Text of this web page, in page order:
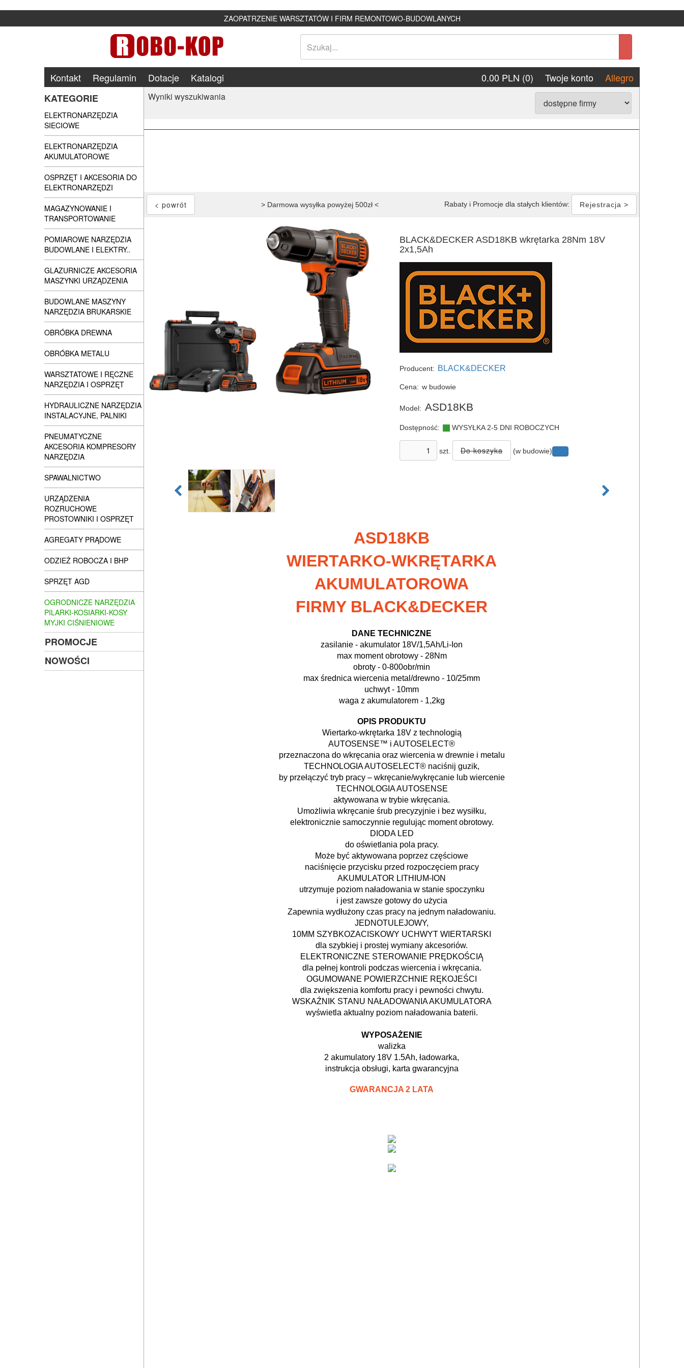
ZAOPATRZENIE WARSZTATÓW I FIRM REMONTOWO-BUDOWLANYCH
Kontakt Regulamin Dotacje Katalogi 0.00 PLN (0) Twoje konto
Allegro
KATEGORIE
ELEKTRONARZĘDZIA
SIECIOWE
ELEKTRONARZĘDZIA
AKUMULATOROWE
OSPRZĘT I AKCESORIA DO
ELEKTRONARZĘDZI
MAGAZYNOWANIE I
TRANSPORTOWANIE
POMIAROWE NARZĘDZIA
BUDOWLANE I ELEKTRY..
GLAZURNICZE AKCESORIA
MASZYNKI URZĄDZENIA
BUDOWLANE MASZYNY
NARZĘDZIA BRUKARSKIE
OBRÓBKA DREWNA
OBRÓBKA METALU
WARSZTATOWE I RĘCZNE
NARZĘDZIA I OSPRZĘT
HYDRAULICZNE NARZĘDZIA
INSTALACYJNE, PALNIKI
PNEUMATYCZNE
AKCESORIA KOMPRESORY
NARZĘDZIA
SPAWALNICTWO
URZĄDZENIA
ROZRUCHOWE
PROSTOWNIKI I OSPRZĘT
AGREGATY PRĄDOWE
ODZIEŻ ROBOCZA I BHP
SPRZĘT AGD
OGRODNICZE NARZĘDZIA
PILARKI-KOSIARKI-KOSY
MYJKI CIŚNIENIOWE
PROMOCJE
NOWOŚCI
Wyniki wyszukiwania
> Darmowa wysyłka powyżej 500zł < Rabaty i Promocje dla stałych klientów: Rejestracja >
BLACK&DECKER ASD18KB wkrętarka 28Nm 18V
2x1,5Ah
Producent: BLACK&DECKER
Cena: w budowie
Model: ASD18KB
Dostępność: WYSYŁKA 2-5 DNI ROBOCZYCH
szt. (w budowie)
ASD18KB
WIERTARKO-WKRĘTARKA
AKUMULATOROWA
FIRMY BLACK&DECKER
DANE TECHNICZNE
zasilanie - akumulator 18V/1,5Ah/Li-Ion
max moment obrotowy - 28Nm
obroty - 0-800obr/min
max średnica wiercenia metal/drewno - 10/25mm
uchwyt - 10mm
waga z akumulatorem - 1,2kg
OPIS PRODUKTU
Wiertarko-wkrętarka 18V z technologią
AUTOSENSE™ i AUTOSELECT®
przeznaczona do wkręcania oraz wiercenia w drewnie i metalu
TECHNOLOGIA AUTOSELECT® naciśnij guzik,
by przełączyć tryb pracy – wkręcanie/wykręcanie lub wiercenie
TECHNOLOGIA AUTOSENSE
aktywowana w trybie wkręcania.
Umożliwia wkręcanie śrub precyzyjnie i bez wysiłku,
elektronicznie samoczynnie regulując moment obrotowy.
DIODA LED
do oświetlania pola pracy.
Może być aktywowana poprzez częściowe
naciśnięcie przycisku przed rozpoczęciem pracy
AKUMULATOR LITHIUM-ION
utrzymuje poziom naładowania w stanie spoczynku
i jest zawsze gotowy do użycia
Zapewnia wydłużony czas pracy na jednym naładowaniu.
JEDNOTULEJOWY,
10MM SZYBKOZACISKOWY UCHWYT WIERTARSKI
dla szybkiej i prostej wymiany akcesoriów.
ELEKTRONICZNE STEROWANIE PRĘDKOŚCIĄ
dla pełnej kontroli podczas wiercenia i wkręcania.
OGUMOWANE POWIERZCHNIE RĘKOJEŚCI
dla zwiększenia komfortu pracy i pewności chwytu.
WSKAŹNIK STANU NAŁADOWANIA AKUMULATORA
wyświetla aktualny poziom naładowania baterii.
WYPOSAŻENIE
walizka
2 akumulatory 18V 1.5Ah, ładowarka,
instrukcja obsługi, karta gwarancyjna
GWARANCJA 2 LATA